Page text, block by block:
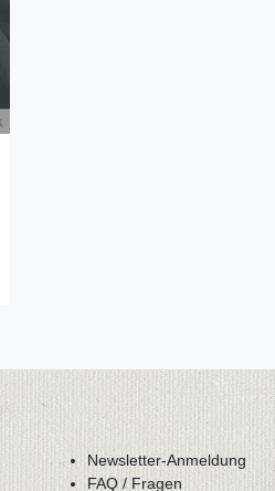
Newsletter-Anmeldung
FAQ / Fragen